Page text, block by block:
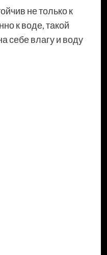
не только к
к воде, такой
себе влагу и воду